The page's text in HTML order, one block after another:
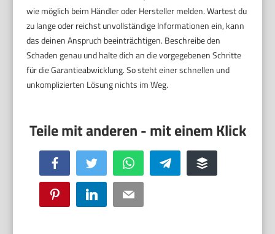
wie möglich beim Händler oder Hersteller melden. Wartest du
zu lange oder reichst unvollständige Informationen ein, kann
das deinen Anspruch beeinträchtigen. Beschreibe den
Schaden genau und halte dich an die vorgegebenen Schritte
für die Garantieabwicklung. So steht einer schnellen und
unkomplizierten Lösung nichts im Weg.
Facebook Twitter WhatsApp Telegram Buffer
Pinterest LinkedIn Email